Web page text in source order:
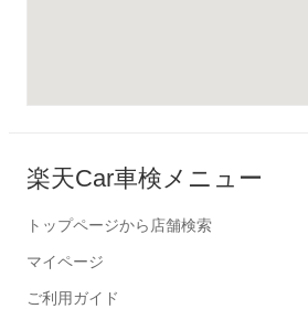
楽天Car車検メニュー
トップページから店舗検索
マイページ
ご利用ガイド